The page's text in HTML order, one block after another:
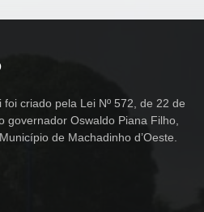
criado pela Lei Nº 572, de 22 de
governador Oswaldo Piana Filho,
de Machadinho d’Oeste.